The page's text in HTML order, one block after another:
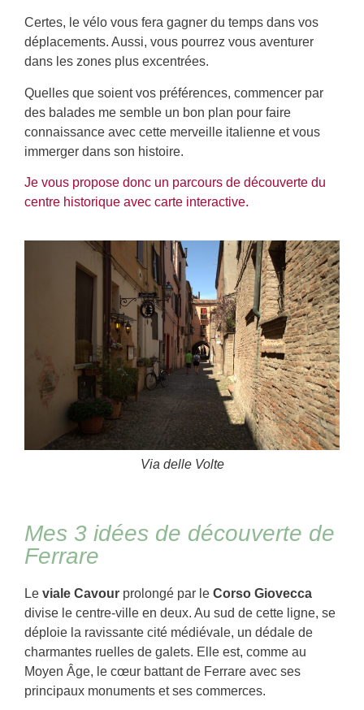
Certes, le vélo vous fera gagner du temps dans vos
déplacements. Aussi, vous pourrez vous aventurer
dans les zones plus excentrées.
Quelles que soient vos préférences, commencer par
des balades me semble un bon plan pour faire
connaissance avec cette merveille italienne et vous
immerger dans son histoire.
Je vous propose donc un parcours de découverte du
centre historique avec carte interactive.
Via delle Volte
Mes 3 idées de découverte de
Ferrare
Le viale Cavour prolongé par le Corso Giovecca
divise le centre-ville en deux. Au sud de cette ligne, se
déploie la ravissante cité médiévale, un dédale de
charmantes ruelles de galets. Elle est, comme au
Moyen Âge, le cœur battant de Ferrare avec ses
principaux monuments et ses commerces.